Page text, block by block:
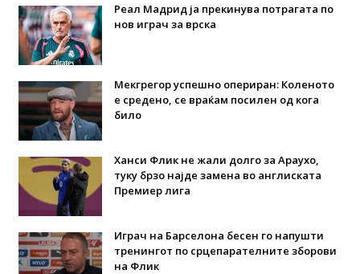
Реал Мадрид ја прекинува потрагата по
нов играч за врска
Мекгрегор успешно опериран: Коленото
е средено, се враќам посилен од кога
било
Ханси Флик не жали долго за Араухо,
туку брзо најде замена во англиската
Премиер лига
Играч на Барселона бесен го напушти
тренингот по срцепарателните зборови
на Флик